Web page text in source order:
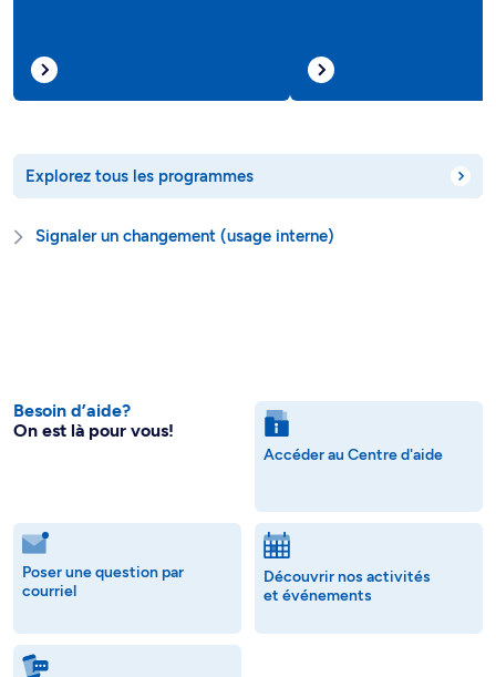
Explorez tous les programmes
Signaler un changement (usage interne)
Besoin d’aide?
On est là pour vous!
Accéder au Centre d'aide
Poser une question par
courriel
Découvrir nos activités
et événements